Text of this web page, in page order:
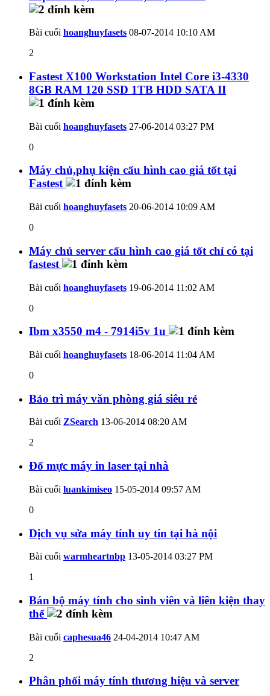
Bài cuối hoanghuyfasets 08-07-2014 10:10 AM
2
Fastest X100 Workstation Intel Core i3-4330
8GB RAM 120 SSD 1TB HDD SATA II
Bài cuối hoanghuyfasets 27-06-2014 03:27 PM
0
Máy chủ,phụ kiện cấu hình cao giá tốt tại
Fastest
Bài cuối hoanghuyfasets 20-06-2014 10:09 AM
0
Máy chủ server cấu hình cao giá tốt chỉ có tại
fastest
Bài cuối hoanghuyfasets 19-06-2014 11:02 AM
0
Ibm x3550 m4 - 7914i5v 1u
Bài cuối hoanghuyfasets 18-06-2014 11:04 AM
0
Bảo trì máy văn phòng giá siêu rẻ
Bài cuối ZSearch 13-06-2014 08:20 AM
2
Đổ mực máy in laser tại nhà
Bài cuối luankimiseo 15-05-2014 09:57 AM
0
Dịch vụ sửa máy tính uy tín tại hà nội
Bài cuối warmheartnbp 13-05-2014 03:27 PM
1
Bán bộ máy tính cho sinh viên và liên kiện thay
thế
Bài cuối caphesua46 24-04-2014 10:47 AM
2
Phân phối máy tính thương hiệu và server